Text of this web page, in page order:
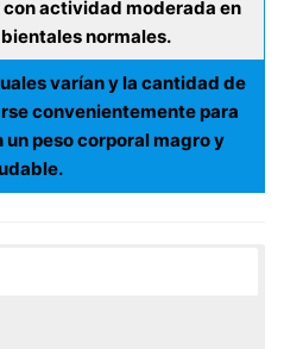
actividad moderada en
normales.
varían y la cantidad de
convenientemente para
peso corporal magro y